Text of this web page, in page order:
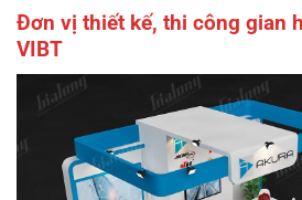
Đơn vị thiết kế, thi công gian
VIBT